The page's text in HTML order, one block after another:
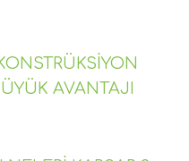
AVANTAJI